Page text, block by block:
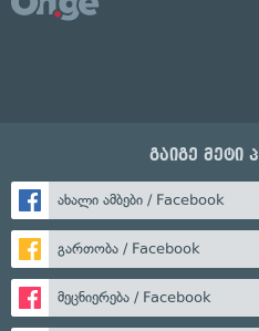
გაიგე მეტი
ახალი ამბები / Facebook
გართობა / Facebook
მეცნიერება / Facebook